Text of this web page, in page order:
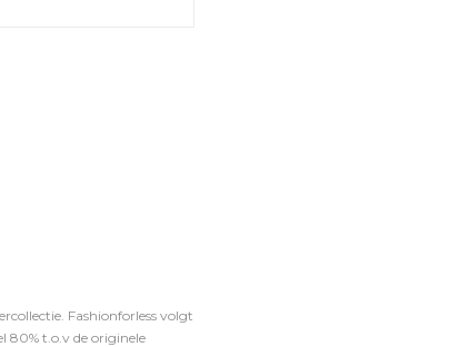
Fashionforless volgt
80% t.o.v de originele